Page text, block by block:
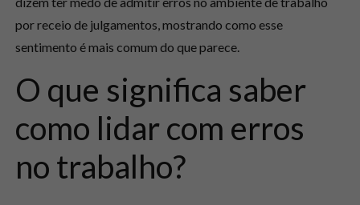
por receio de julgamentos, mostrando como esse
sentimento é mais comum do que parece.
O que significa saber
como lidar com erros
no trabalho?